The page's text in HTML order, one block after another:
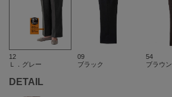
12
Ｌ．グレー
09
ブラック
54
ブラウン
DETAIL